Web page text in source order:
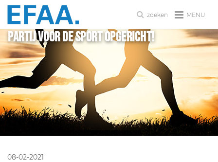
MENU
zoeken
Partij voor de sport opgericht!
08-02-2021